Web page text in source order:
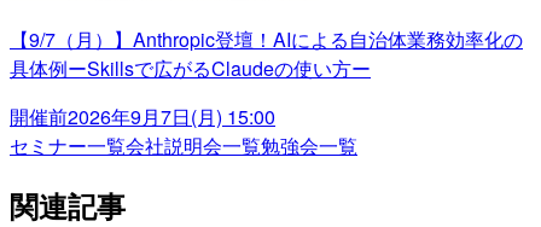
【9/7（月）】Anthropic登壇！AIによる自治体業務効率化の
具体例ーSkillsで広がるClaudeの使い方ー
開催前2026年9月7日(月) 15:00
セミナー一覧会社説明会一覧勉強会一覧
関連記事